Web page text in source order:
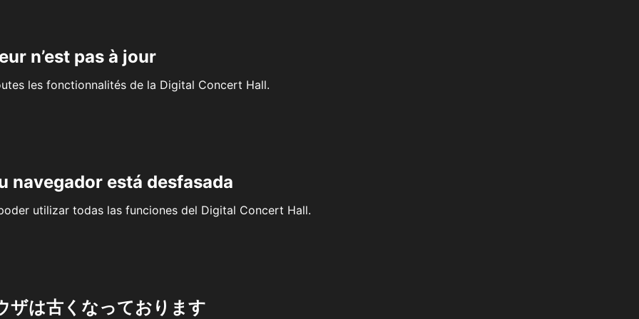
n’est pas à jour
les fonctionnalités de la Digital Concert Hall.
navegador está desfasada
utilizar todas las funciones del Digital Concert Hall.
ザは古くなっております